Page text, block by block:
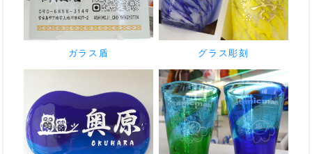
ガラス盾 グラス彫刻